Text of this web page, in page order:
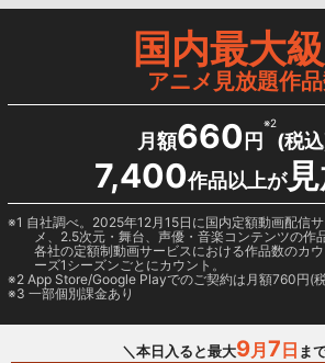
国内最大級
アニメ見放題作
月額660 円
※2
(税
7,400作品以上が
1 自社調べ。2025年12月15日に国内定額動画配信
メ、2.5次元・舞台、声優・音楽コンテンツの作
各社の定額制動画サービスにおける作品数のカ
ーズ1シーズンごとにカウント。
2 App Store/Google Playでのご契約は月額760円(
3 一部個別課金あり
＼本日入ると最大9月 7 日 ま